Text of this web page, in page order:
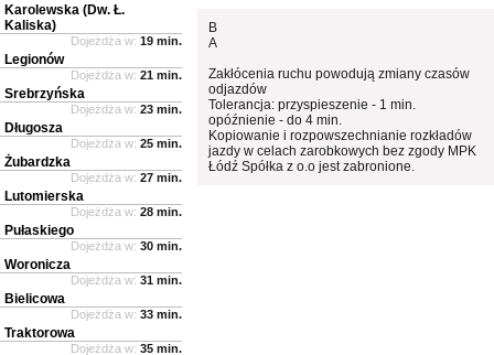
B
A
Zakłócenia ruchu powodują zmiany czasów
odjazdów
Tolerancja: przyspieszenie - 1 min.
opóźnienie - do 4 min.
Kopiowanie i rozpowszechnianie rozkładów
jazdy w celach zarobkowych bez zgody MPK
Łódź Spółka z o.o jest zabronione.
Karolewska (Dw. Ł.
Kaliska)
Dojeżdża w: 19 min.
Legionów
Dojeżdża w: 21 min.
Srebrzyńska
Dojeżdża w: 23 min.
Długosza
Dojeżdża w: 25 min.
Żubardzka
Dojeżdża w: 27 min.
Lutomierska
Dojeżdża w: 28 min.
Pułaskiego
Dojeżdża w: 30 min.
Woronicza
Dojeżdża w: 31 min.
Bielicowa
Dojeżdża w: 33 min.
Traktorowa
Dojeżdża w: 35 min.